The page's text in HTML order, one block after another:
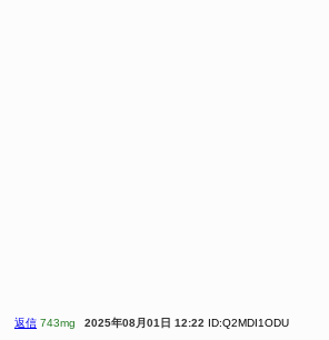
返信 743mg 2025年08月01日 12:22 ID:Q2MDI1ODU